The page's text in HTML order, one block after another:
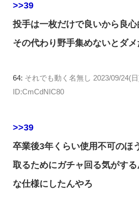
>>39
投手は一枚だけで良いから良
その代わり野手集めないとダ
64: それでも動く名無し 2023/09/24(
ID:CmCdNIC80
>>39
卒業後3年くらい使用不可のほ
取るためにガチャ回る気がす
な仕様にしたんやろ